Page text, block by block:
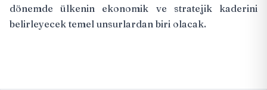
dönemde ülkenin ekonomik ve stratejik kaderini
belirleyecek temel unsurlardan biri olacak.